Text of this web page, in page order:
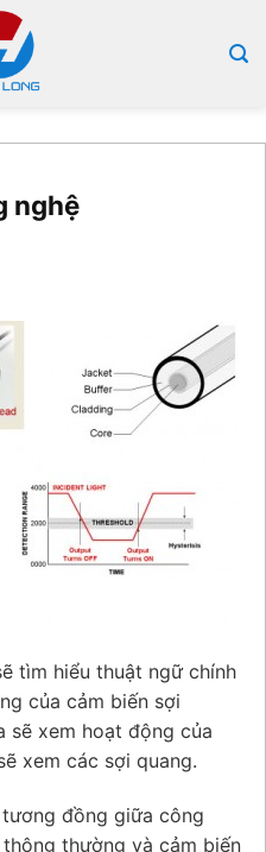
nghệ
tìm hiểu thuật ngữ chính
của cảm biến sợi
sẽ xem hoạt động của
xem các sợi quang.
đồng giữa công
thường và cảm biến